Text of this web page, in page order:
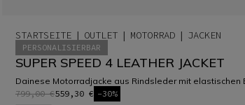
STARTSEITE OUTLET MOTORRAD JACKEN
PERSONALISIERBAR
SUPER SPEED 4 LEATHER JACKET
Dainese Motorradjacke aus Rindsleder mit
799,00 €559,30 € -30%